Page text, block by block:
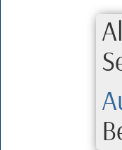
Al